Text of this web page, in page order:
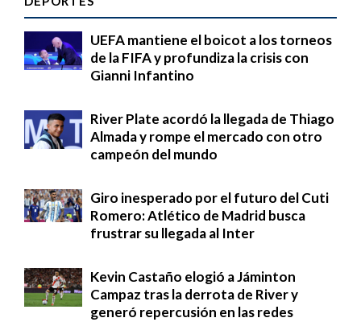
UEFA mantiene el boicot a los torneos
de la FIFA y profundiza la crisis con
Gianni Infantino
River Plate acordó la llegada de Thiago
Almada y rompe el mercado con otro
campeón del mundo
Giro inesperado por el futuro del Cuti
Romero: Atlético de Madrid busca
frustrar su llegada al Inter
Kevin Castaño elogió a Jáminton
Campaz tras la derrota de River y
generó repercusión en las redes